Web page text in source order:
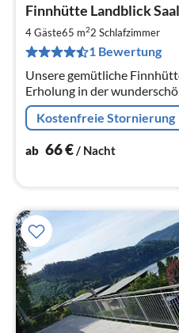
Finnhütte Landblick
4 Gäste65 m22 Schlafzimmer
1 Bewertung
Unsere gemütliche
Erholung in der
Waldrand des Muckenbergs
vom Saalestrand entfernt.
Kostenfreie Stornierung
ab 66€/ Nacht